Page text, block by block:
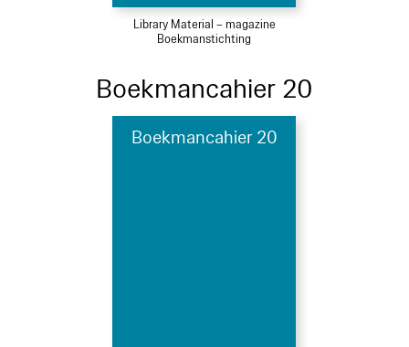
Library Material – magazine
Boekmanstichting
Boekmancahier 20
Boekmancahier 20